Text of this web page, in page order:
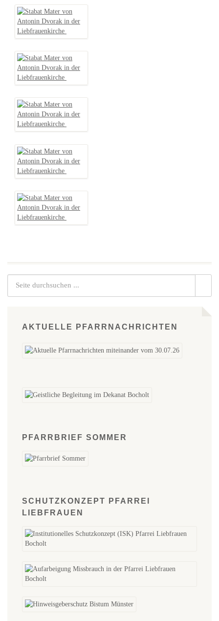
AKTUELLE PFARRNACHRICHTEN
PFARRBRIEF SOMMER
SCHUTZKONZEPT PFARREI
LIEBFRAUEN